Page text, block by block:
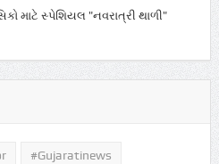
માટે સ્પેશિયલ "નવરાત્રી થાળી"
#gujaratinews